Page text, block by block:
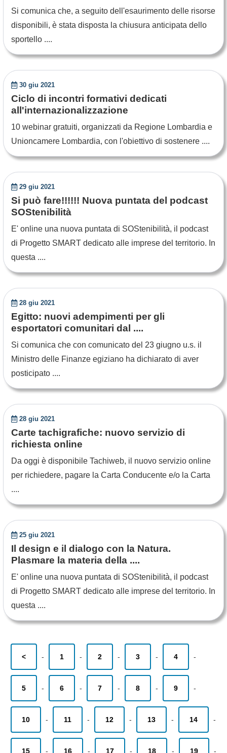
Si comunica che, a seguito dell'esaurimento delle risorse
disponibili, è stata disposta la chiusura anticipata dello
sportello ....
30 giu 2021
Ciclo di incontri formativi dedicati
all'internazionalizzazione
10 webinar gratuiti, organizzati da Regione Lombardia e
Unioncamere Lombardia, con l'obiettivo di sostenere ....
29 giu 2021
Si può fare!!!!!! Nuova puntata del podcast
SOStenibilità
E' online una nuova puntata di SOStenibilità, il podcast
di Progetto SMART dedicato alle imprese del territorio. In
questa ....
28 giu 2021
Egitto: nuovi adempimenti per gli
esportatori comunitari dal ....
Si comunica che con comunicato del 23 giugno u.s. il
Ministro delle Finanze egiziano ha dichiarato di aver
posticipato ....
28 giu 2021
Carte tachigrafiche: nuovo servizio di
richiesta online
Da oggi è disponibile Tachiweb, il nuovo servizio online
per richiedere, pagare la Carta Conducente e/o la Carta
....
25 giu 2021
Il design e il dialogo con la Natura.
Plasmare la materia della ....
E' online una nuova puntata di SOStenibilità, il podcast
di Progetto SMART dedicato alle imprese del territorio. In
questa ....
< - 1 - 2 - 3 - 4 -
5 - 6 - 7 - 8 - 9 -
10 - 11 - 12 - 13 - 14 -
15 - 16 - 17 - 18 - 19 -